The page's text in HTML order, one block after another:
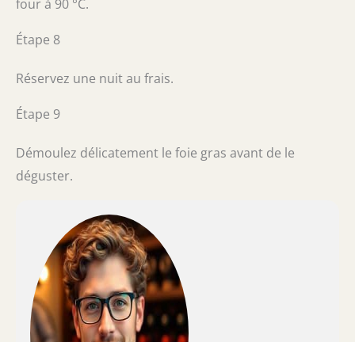
four à 90 °C.
Étape 8
Réservez une nuit au frais.
Étape 9
Démoulez délicatement le foie gras avant de le
déguster.